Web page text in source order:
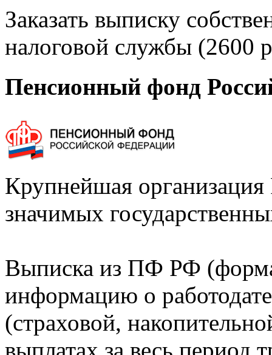
Заказать выписку
налоговой службы (2600
Пенсионный фонд
Крупнейшая
значимых
Выписка из ПФ РФ
информацию о
(страховой,
выплатах за весь период